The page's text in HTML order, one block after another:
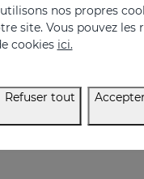
SESPANTHENOL Sérum Liposomal
Soin quotidien du visage pour la défense des peaux sensibles ou abîmées
nos propres
site. Vous pouvez
cookies ici.
Refuser tout